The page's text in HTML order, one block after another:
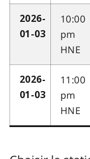
2026-
01-03
10:00
pm
HNE
2026-
01-03
11:00
pm
HNE